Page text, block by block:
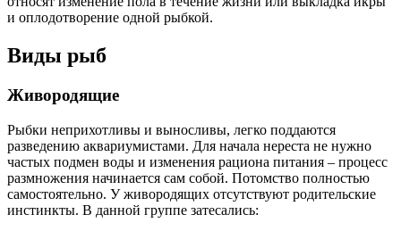
и оплодотворение одной рыбкой.
Виды рыб
Живородящие
Рыбки неприхотливы и выносливы, легко поддаются
разведению аквариумистами. Для начала нереста не нужно
частых подмен воды и изменения рациона питания – процесс
размножения начинается сам собой. Потомство полностью
самостоятельно. У живородящих отсутствуют родительские
инстинкты. В данной группе затесались: